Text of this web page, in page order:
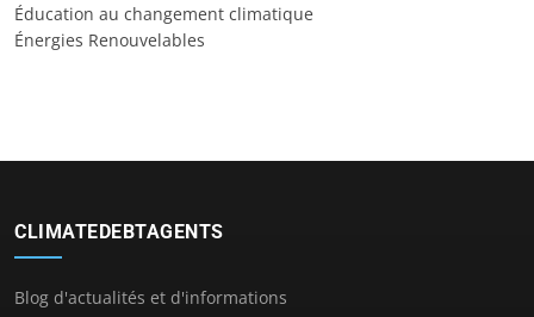
Éducation au changement climatique
Énergies Renouvelables
CLIMATEDEBTAGENTS
Blog d'actualités et d'informations